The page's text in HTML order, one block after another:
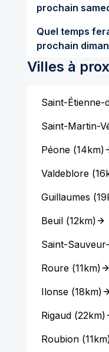
Quel temps
Villes à
Saint-Étienne-
Saint-Martin-
Péone(14km)
Valdeblore(
Guillaumes (
Beuil(12km)
Saint-
Roure(11km)
Ilonse(18km)
Rigaud(22km)
Roubion(11km